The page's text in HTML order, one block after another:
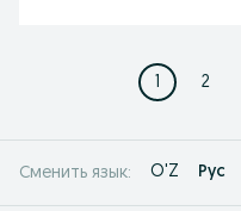
1 2
Сменить язык: O'Z Рус